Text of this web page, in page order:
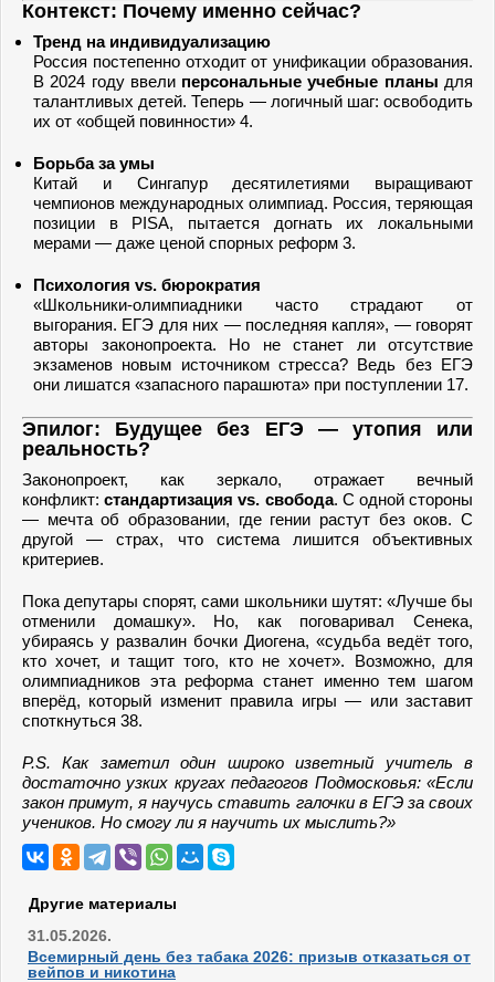
Контекст: Почему именно сейчас?
Тренд на индивидуализацию
Россия постепенно отходит от унификации образования.
В 2024 году ввели персональные учебные планы для
талантливых детей. Теперь — логичный шаг: освободить
их от «общей повинности» 4.
Борьба за умы
Китай и Сингапур десятилетиями выращивают
чемпионов международных олимпиад. Россия, теряющая
позиции в PISA, пытается догнать их локальными
мерами — даже ценой спорных реформ 3.
Психология vs. бюрократия
«Школьники-олимпиадники часто страдают от
выгорания. ЕГЭ для них — последняя капля», — говорят
авторы законопроекта. Но не станет ли отсутствие
экзаменов новым источником стресса? Ведь без ЕГЭ
они лишатся «запасного парашюта» при поступлении 17.
Эпилог: Будущее без ЕГЭ — утопия или
реальность?
Законопроект, как зеркало, отражает вечный
конфликт:стандартизация vs. свобода. С одной стороны
— мечта об образовании, где гении растут без оков. С
другой — страх, что система лишится объективных
критериев.
Пока депутары спорят, сами школьники шутят: «Лучше бы
отменили домашку». Но, как поговаривал Сенека,
убираясь у развалин бочки Диогена, «судьба ведёт того,
кто хочет, и тащит того, кто не хочет». Возможно, для
олимпиадников эта реформа станет именно тем шагом
вперёд, который изменит правила игры — или заставит
споткнуться 38.
P.S. Как заметил один широко изветный учительв
достаточно узких кругах педагогов Подмосковья: «Если
закон примут, я научусь ставить галочки в ЕГЭ за своих
учеников. Но смогу ли я научить их мыслить?»
Другие материалы
31.05.2026.
Всемирный день без табака 2026: призыв отказаться от
вейпов и никотина